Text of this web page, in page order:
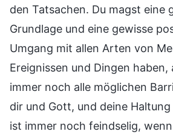
den Tatsachen. Du magst eine
Grundlage und eine gewisse
Umgang mit allen Arten von
Ereignissen und Dingen haben,
immer noch alle möglichen
dir und Gott, und deine
ist immer noch feindselig,